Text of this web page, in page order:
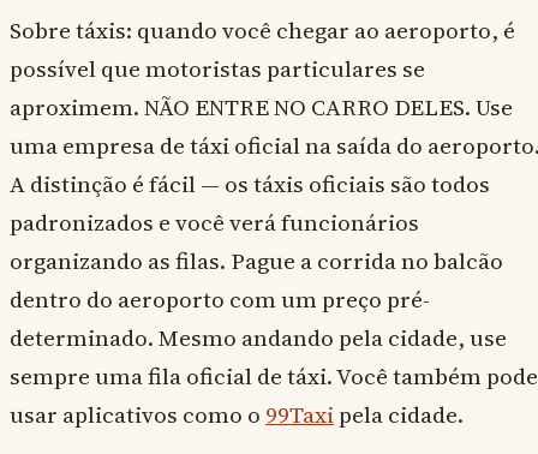
Sobre táxis: quando você chegar ao aeroporto, é
possível que motoristas particulares se
aproximem. NÃO ENTRE NO CARRO DELES. Use
uma empresa de táxi oficial na saída do
A distinção é fácil — os táxis oficiais são todos
padronizados e você verá funcionários
organizando as filas. Pague a corrida no balcão
dentro do aeroporto com um preço pré-
determinado. Mesmo andando pela cidade, use
sempre uma fila oficial de táxi. Você também pode
usar aplicativos como o 99Taxipela cidade.